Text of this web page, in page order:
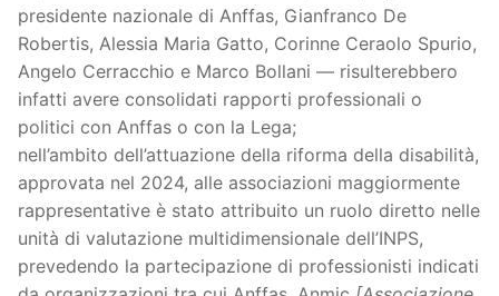
presidente nazionale di Anffas, Gianfranco De
Robertis, Alessia Maria Gatto, Corinne Ceraolo Spurio,
Angelo Cerracchio e Marco Bollani — risulterebbero
infatti avere consolidati rapporti professionali o
politici con Anffas o con la Lega;
nell’ambito dell’attuazione della riforma della disabilità,
approvata nel 2024, alle associazioni maggiormente
rappresentative è stato attribuito un ruolo diretto nelle
unità di valutazione multidimensionale dell’INPS,
prevedendo la partecipazione di professionisti indicati